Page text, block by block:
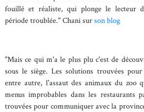
fouillé et réaliste, qui plonge le lecteur
période troublée." Chani surson blog
"Mais ce qui m'a le plus plu c'est de
sous le siège. Les solutions trouvées
entre autre, l'assaut des animaux du zoo
menus improbables dans les restaurants
trouvées pour communiquer avec la